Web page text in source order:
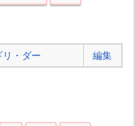
リ・ダー 編集